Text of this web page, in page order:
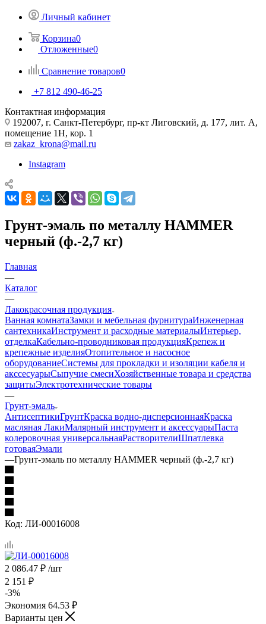
Личный кабинет
Корзина0
Отложенные0
Сравнение товаров0
+7 812 490-46-25
Контактная информация
192007, г. Санкт-Петербург, пр-кт Лиговский, д. 177, лит. А,
помещение 1Н, кор. 1
zakaz_krona@mail.ru
Instagram
Грунт-эмаль по металлу HAMMER
черный (ф.-2,7 кг)
Главная
—
Каталог
—
Лакокрасочная продукция
Ванная комнатаЗамки и мебельная фурнитураИнженерная
сантехникаИнструмент и расходные материалыИнтерьер,
отделкаКабельно-проводниковая продукцияКрепеж и
крепежные изделияОтопительное и насосное
оборудованиеСистемы для прокладки и изоляции кабеля и
акссесуарыСыпучие смесиХозяйственные товара и средства
защитыЭлектротехнические товары
—
Грунт-эмаль
АнтисептикиГрунтКраска водно-дисперсионнаяКраска
масляная ЛакиМалярный инструмент и аксессуарыПаста
колеровочная универсальнаяРастворителиШпатлевка
готоваяЭмали
—Грунт-эмаль по металлу HAMMER черный (ф.-2,7 кг)
Код: ЛИ-00016008
2 086.47 ₽ /шт
2 151 ₽
-3%
Экономия 64.53 ₽
Варианты цен